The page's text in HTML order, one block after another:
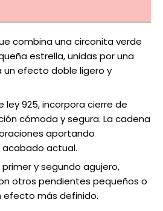
combina una circonita verde
estrella, unidas por una
efecto doble ligero y
ley 925, incorpora cierre de
cómoda y segura. La cadena
aportando
acabado actual.
y segundo agujero,
otros pendientes pequeños o
efecto más definido.